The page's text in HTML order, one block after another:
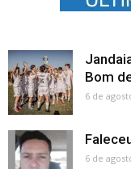
Bom
6 de
6 de